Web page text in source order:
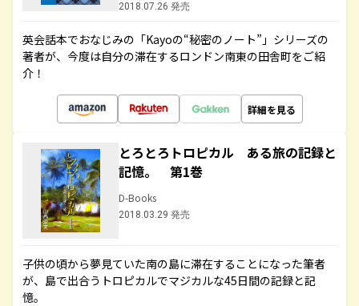
2018.07.26 発売
英会話本でおなじみの「Kayoの“秘密のノート”」シリーズの
著者が、今度は自分の滞在するロンドン南東の田舎町をご紹
介！
詳細を見る
とろとろトロピカル ある旅の記録と
記憶。 第1巻
D-Books
2018.03.29 発売
子供の頃から夢見ていた南の島に滞在することになった筆者
が、島で出合うトロピカルでマジカルな45日間の記録と記
憶。